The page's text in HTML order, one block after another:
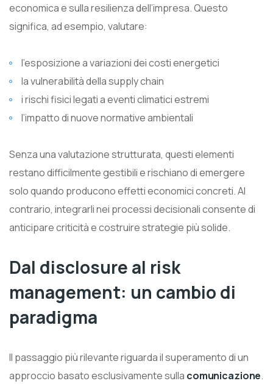
economica e sulla resilienza dell’impresa. Questo
significa, ad esempio, valutare:
l’esposizione a variazioni dei costi energetici
la vulnerabilità della supply chain
i rischi fisici legati a eventi climatici estremi
l’impatto di nuove normative ambientali
Senza una valutazione strutturata, questi elementi
restano difficilmente gestibili e rischiano di emergere
solo quando producono effetti economici concreti. Al
contrario, integrarli nei processi decisionali consente di
anticipare criticità e costruire strategie più solide.
Dal disclosure al risk
management: un cambio di
paradigma
Il passaggio più rilevante riguarda il superamento di un
approccio basato esclusivamente sulla comunicazione.